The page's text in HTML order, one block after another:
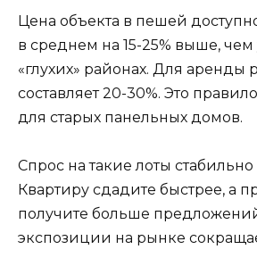
Цена объекта в пешей
в среднем на 15-25% выше, чем
«глухих» районах. Для аренды
составляет 20-30%. Это
для старых панельных домов.
Спрос на такие лоты
Квартиру сдадите быстрее, а
получите больше
экспозиции на рынке